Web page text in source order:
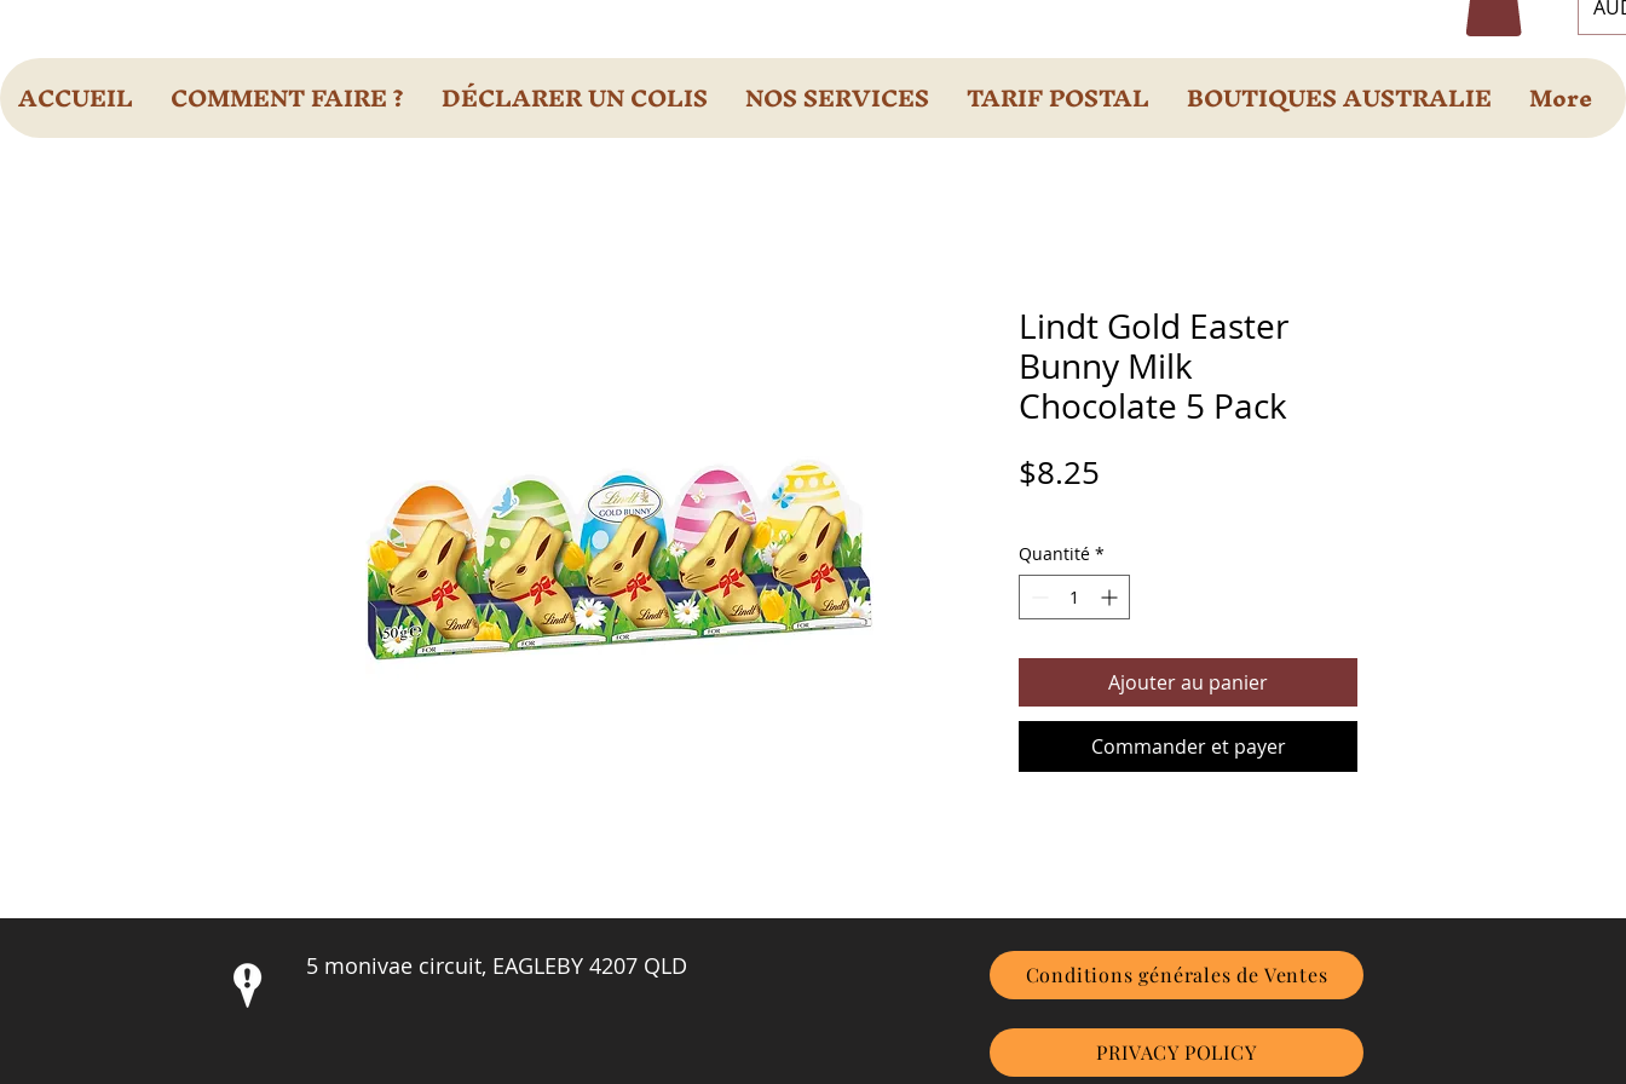
ACCUEIL COMMENT FAIRE ? DÉCLARER UN COLIS NOS SERVICES TARIF POSTAL BOUTIQUES AUSTRALIE More
Lindt Gold Easter
Bunny Milk
Chocolate 5 Pack
$8.25
Quantité *
Ajouter au panier
Commander et payer
5 monivae circuit, EAGLEBY 4207 QLD Conditions générales de Ventes
PRIVACY POLICY